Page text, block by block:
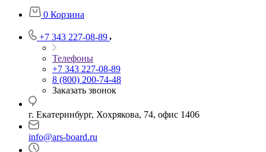
0 Корзина
+7 343 227-08-89
Телефоны
+7 343 227-08-89
8 (800) 200-74-48
Заказать звонок
г. Екатеринбург, Хохрякова, 74, офис 1406
info@ars-board.ru